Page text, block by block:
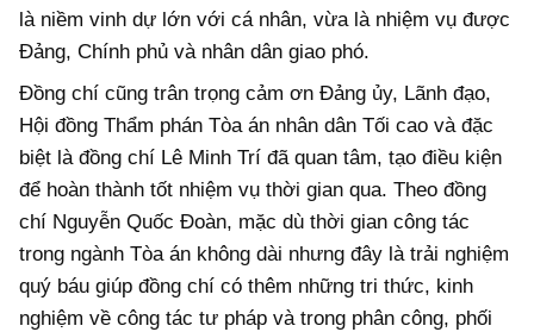
là niềm vinh dự lớn với cá nhân, vừa là nhiệm vụ được
Đảng, Chính phủ và nhân dân giao phó.
Đồng chí cũng trân trọng cảm ơn Đảng ủy, Lãnh đạo,
Hội đồng Thẩm phán Tòa án nhân dân Tối cao và đặc
biệt là đồng chí Lê Minh Trí đã quan tâm, tạo điều kiện
để hoàn thành tốt nhiệm vụ thời gian qua. Theo đồng
chí Nguyễn Quốc Đoàn, mặc dù thời gian công tác
trong ngành Tòa án không dài nhưng đây là trải nghiệm
quý báu giúp đồng chí có thêm những tri thức, kinh
nghiệm về công tác tư pháp và trong phân công, phối